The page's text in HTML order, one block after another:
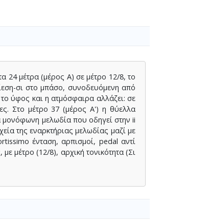
24 μέτρα (μέρος Α) σε μέτρο 12/8, το
σι στο μπάσο, συνοδευόμενη από
ύφος και η ατμόσφαιρα αλλάζει: σε
Στο μέτρο 37 (μέρος Α') η θύελλα
μονόφωνη μελωδία που οδηγεί στην ii
της εναρκτήριας μελωδίας μαζί με
ένταση, αρπισμοί, pedal αντί
μέτρο (12/8), αρχική τονικότητα (Σι